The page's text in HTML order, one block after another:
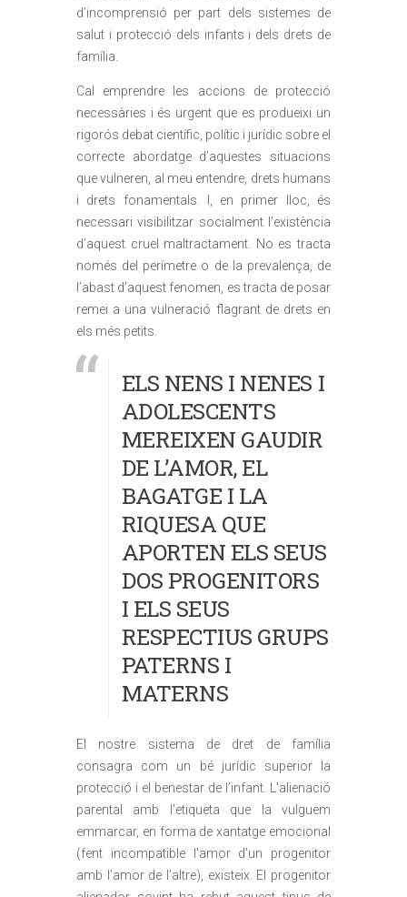
d’incomprensió per part dels sistemes de
salut i protecció dels infants i dels drets de
família.
Cal emprendre les accions de protecció
necessàries i és urgent que es produeixi un
rigorós debat científic, polític i jurídic sobre el
correcte abordatge d’aquestes situacions
que vulneren, al meu entendre, drets humans
i drets fonamentals. I, en primer lloc, és
necessari visibilitzar socialment l’existència
d’aquest cruel maltractament. No es tracta
només del perímetre o de la prevalença, de
l’abast d’aquest fenomen, es tracta de posar
remei a una vulneració flagrant de drets en
els més petits.
ELS NENS I NENES I
ADOLESCENTS
MEREIXEN GAUDIR
DE L’AMOR, EL
BAGATGE I LA
RIQUESA QUE
APORTEN ELS SEUS
DOS PROGENITORS
I ELS SEUS
RESPECTIUS GRUPS
PATERNS I
MATERNS
El nostre sistema de dret de família
consagra com un bé jurídic superior la
protecció i el benestar de l’infant. L’alienació
parental amb l’etiqueta que la vulguem
emmarcar, en forma de xantatge emocional
(fent incompatible l’amor d’un progenitor
amb l’amor de l’altre), existeix. El progenitor